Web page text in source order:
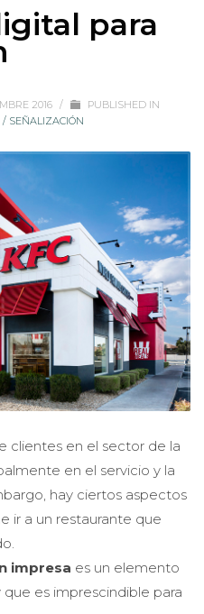
para
2016 /
PUBLISHED IN
/ SEÑALIZACIÓN
clientes en el sector de la
en el servicio y la
hay ciertos aspectos
ir a un restaurante que
impresa es un elemento
es imprescindible para